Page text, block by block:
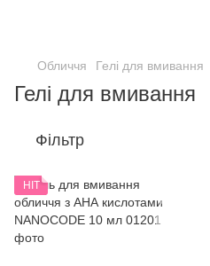
Обличчя Гелі для вмивання
Гелі для вмивання
Фільтр
HIT